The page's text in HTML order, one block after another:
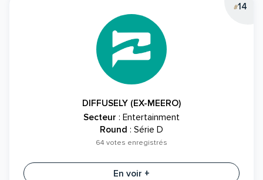
#14
DIFFUSELY (EX-MEERO)
Secteur : Entertainment
Round : Série D
64 votes enregistrés
En voir +